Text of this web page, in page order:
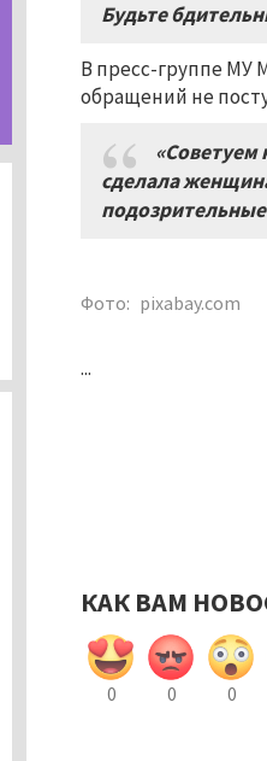
Будьте
В пресс-группе МУ
обращений не
«Советуем
сделала
Фото: pixabay.com
...
КАК ВАМ
0 0 0